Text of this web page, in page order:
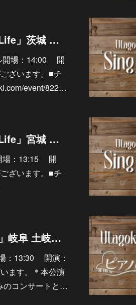
10/17【ソロライブツアー】「Sing A Life」茨城 水戸市民会館 グロービスホール
開場：14:00 開
ざいます。■チ
event/822…
10/10【ソロライブツアー】「Sing A Life」宮城 タイハクホール名取 大ホール
場：13:15 開
ざいます。■チ
10/4【ソロライブ】「ピアノの音色で」岐阜 土岐市文化プラザ サンホール
：13:30 開演：
ます。＊本公演
のコンサートと…